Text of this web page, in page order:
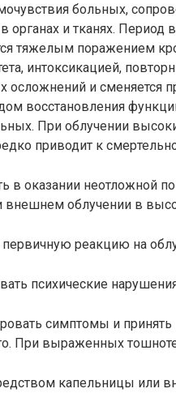
больных,
органах и тканях.
тяже­лым поражением
интоксикацией,
осложнений и сменяется
восстановления
При облучении
приводит к
в оказании неотложной
внешнем облучении в
первичную реакцию на
психические
симптомы и
При выраженных
капельницы или